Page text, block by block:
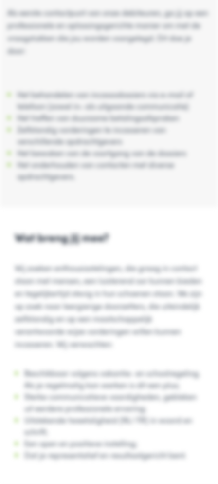
Als eerste contactpunt van onze debiteuren, ga jij op een
professionele en oplossingsgerichte manier om met de
vraagstukken die jou worden voorgelegd. Dit doe je
door:
Het behandelen van incassodossiers via e-mail of
telefoon (zowel in- als uitgaande communicatie)
Het treffen van duurzame betalingsafspraken
Zelfstandig vorderingen te incasseren van
verschillende opdrachtgevers
Het bewaken van de voortgang van de dossiers
Het onderhouden van contacten met diverse
opdrachtgevers.
Wat breng jij mee?
Wij zoeken enthousiastelingen, die graag in contact
staan met mensen, een luisterend oor kunnen bieden
en tegelijkertijd stevig in hun schoenen staan. We zijn
op zoek naar leergierige doorzetters, die uiteindelijk
zelfstandig en op een maatschappelijk
verantwoorde wijze vorderingen willen kunnen
incasseren. Wij verwachten:
Beschikbaar volgens vakantie- en schoolregeling.
Als je regelmatig kan werken is dit een plus;
Sterke communicatieve vaardigheden, gebleken
uit eerdere professionele ervaring;
Uitstekende tweetaligheid (NL/ FR) in woord en
schrift;
Een open en positieve instelling;
Dat je representatief en resultaatgericht bent.